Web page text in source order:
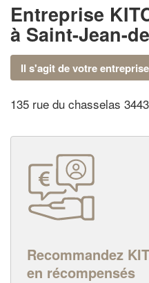
Entreprise
à Saint-Jean-
Il s'agit de votre
135 rue du chasselas
Recommandez
en récompensés